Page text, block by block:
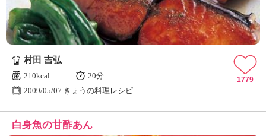
村田 吉弘
210kcal
20分
2009/05/07 きょうの料理レシピ
1779
白身魚の甘酢あん